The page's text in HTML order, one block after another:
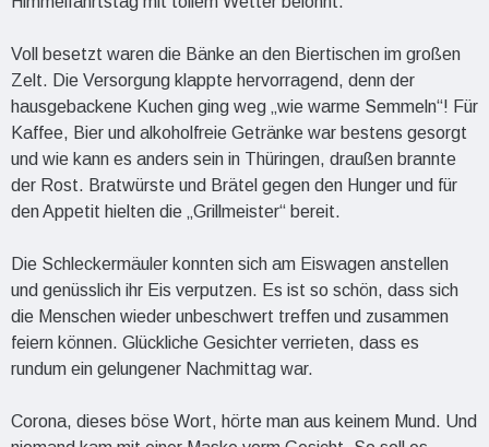
Voll besetzt waren die Bänke an den Biertischen im großen
Zelt. Die Versorgung klappte hervorragend, denn der
hausgebackene Kuchen ging weg „wie warme Semmeln“! Für
Kaffee, Bier und alkoholfreie Getränke war bestens gesorgt
und wie kann es anders sein in Thüringen, draußen brannte
der Rost. Bratwürste und Brätel gegen den Hunger und für
den Appetit hielten die „Grillmeister“ bereit.
Die Schleckermäuler konnten sich am Eiswagen anstellen
und genüsslich ihr Eis verputzen. Es ist so schön, dass sich
die Menschen wieder unbeschwert treffen und zusammen
feiern können. Glückliche Gesichter verrieten, dass es
rundum ein gelungener Nachmittag war.
Corona, dieses böse Wort, hörte man aus keinem Mund. Und